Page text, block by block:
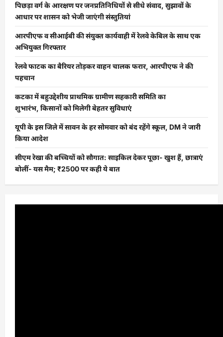
पिछड़ा वर्ग के आरक्षण पर जनप्रतिनिधियों से सीधे संवाद, सुझावों के
आधार पर शासन को भेजी जाएंगी संस्तुतियां
आरपीएफ व सीआईबी की संयुक्त कार्यवाही में रेलवे केबिल के साथ एक
अभियुक्त गिरफ्तार
रेलवे फाटक का बैरियर तोड़कर वाहन चालक फरार, आरपीएफ ने की
पहचान
कटका में बहुउद्देशीय प्राथमिक ग्रामीण सहकारी समिति का
शुभारंभ, किसानों को मिलेगी बेहतर सुविधाएं
यूपी के इस जिले में सावन के हर सोमवार को बंद रहेंगे स्कूल, DM ने जारी
किया आदेश
सीएम रेखा की बच्चियों को सौगात: साइकिल देकर पूछा- खुश हैं, छात्राएं
बोलीं- यस मैम; ₹2500 पर कही ये बात